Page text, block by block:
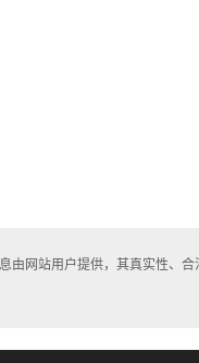
网站用户提供，其真实性、